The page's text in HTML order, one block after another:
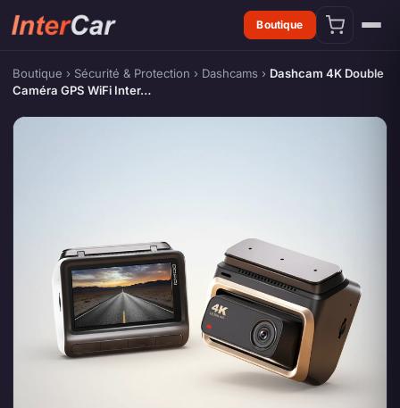
Boutique
Boutique › Sécurité & Protection › Dashcams › Dashcam 4K Double
Caméra GPS WiFi Inter…